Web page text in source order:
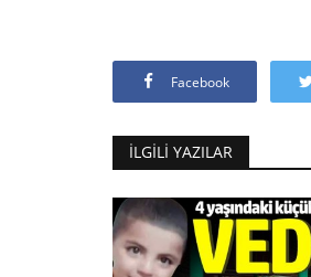
Facebook
İLGILI YAZILAR